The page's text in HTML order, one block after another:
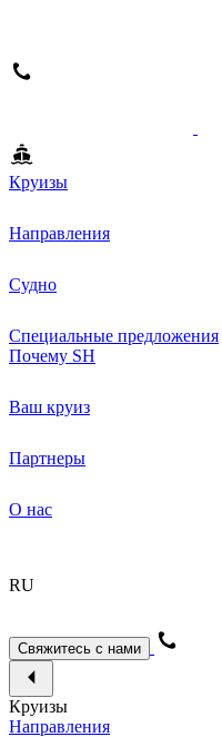
Круизы
Направления
Судно
Специальные предложения
Почему SH
Ваш круиз
Партнеры
О нас
RU
Свяжитесь с нами
Круизы
Направления